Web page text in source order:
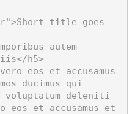
title goes
h5>
ducimus qui
voluptatum deleniti
et accusamus et